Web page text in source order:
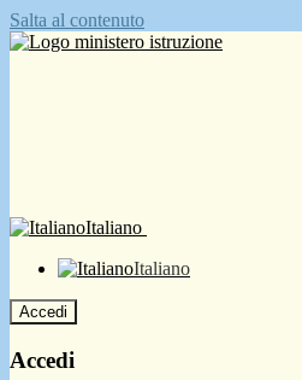
Salta al contenuto
Italiano
Italiano
Accedi
Accedi